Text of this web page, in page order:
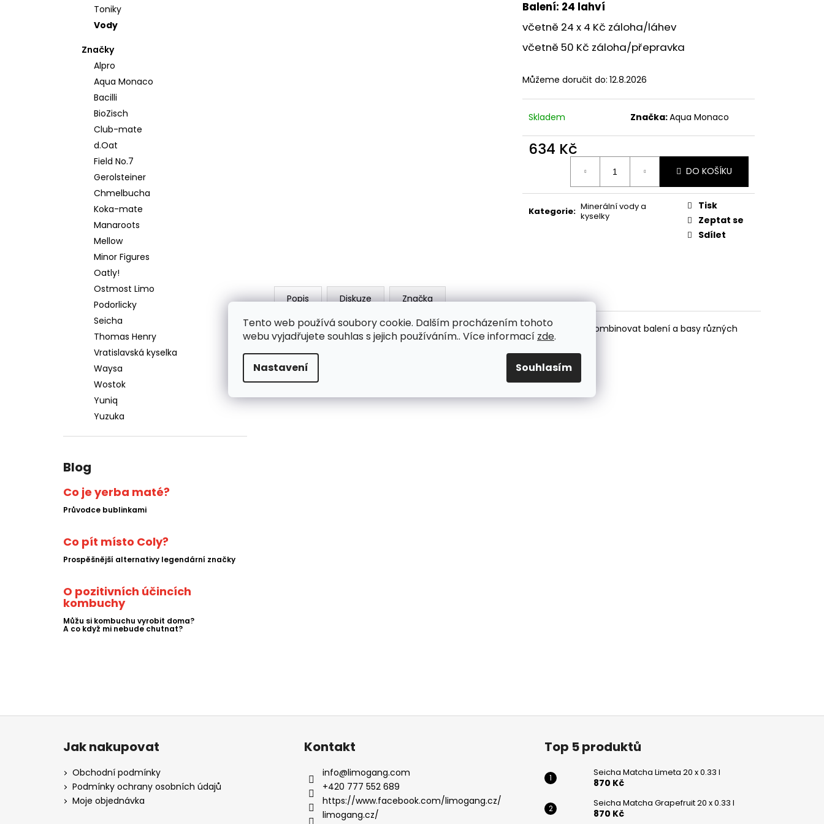
Tento web používá soubory cookie. Dalším procházením tohoto
webu vyjadřujete souhlas s jejich používáním.. Více informací zde.
Nastavení Souhlasím
Toniky
Vody
Značky
Alpro
Aqua Monaco
Bacilli
BioZisch
Club-mate
d.Oat
Field No.7
Gerolsteiner
Chmelbucha
Koka-mate
Manaroots
Mellow
Minor Figures
Oatly!
Ostmost Limo
Podorlicky
Seicha
Thomas Henry
Vratislavská kyselka
Waysa
Wostok
Yuniq
Yuzuka
Blog
Co je yerba maté?
Průvodce bublinkami
Co pít místo Coly?
Prospěšnější alternativy legendární značky
O pozitivních účincích
kombuchy
Můžu si kombuchu vyrobit doma?
A co když mi nebude chutnat?
Balení: 24 lahví
včetně 24 x 4 Kč záloha/láhev
včetně 50 Kč záloha/přepravka
Můžeme doručit do: 12.8.2026
Skladem Značka:Aqua Monaco
634 Kč
DO KOŠÍKU
Kategorie: Minerální vody a
kyselky
Tisk
Zeptat se
Sdílet
Popis Diskuze Značka
Minimální objednávky přijímáme již od 40 lahví - můžete si libovolně nakombinovat balení a basy různých
limonád či ovocných šťáv.
870 Kč
Z
Jak nakupovat
Obchodní podmínky
Podmínky ochrany osobních údajů
Moje objednávka
Kontakt
info@limogang.com
+420 777 552 689
https://www.facebook.com/limogang.cz/
limogang.cz/
Top 5 produktů
Seicha Matcha Limeta 20 x 0.33 l
870 Kč
Seicha Matcha Grapefruit 20 x 0.33 l
870 Kč